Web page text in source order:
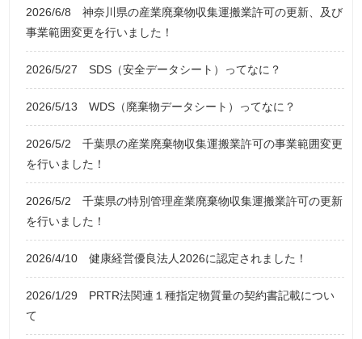
2026/6/8
神奈川県の産業廃棄物収集運搬業許可の更新、及び
事業範囲変更を行いました！
2026/5/27 SDS（安全データシート）ってなに？
2026/5/13 WDS（廃棄物データシート）ってなに？
2026/5/2
千葉県の産業廃棄物収集運搬業許可の事業範囲変更
を行いました！
2026/5/2
千葉県の特別管理産業廃棄物収集運搬業許可の更新
を行いました！
2026/4/10 健康経営優良法人2026に認定されました！
2026/1/29
PRTR法関連１種指定物質量の契約書記載につい
て